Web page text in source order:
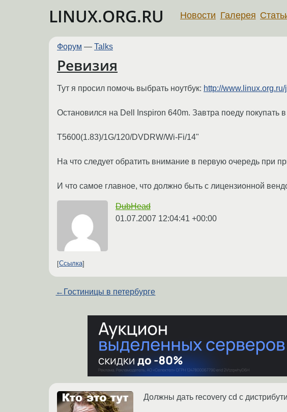
LINUX.ORG.RU Новости Галерея
Форум — Talks
Ревизия
Тут я просил помочь выбрать ноутбук: http://
Остановился на Dell Inspiron 640m. Завтра поеду покупать
T5600(1.83)/1G/120/DVDRW/Wi-Fi/14"
На что следует обратить внимание в первую очередь при
И что самое главное, что должно быть с лицензионной
DubHead
01.07.2007 12:04:41 +00:00
Ссылка
← Гостиницы в петербурге
Должны дать recovery cd с